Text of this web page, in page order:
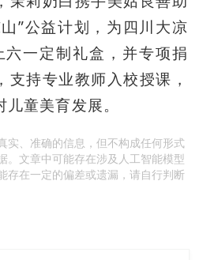
”公益计划，为四川大凉
一定制礼盒，并专项捐
持专业教师入校授课，
童美育发展。
实、准确的信息，但不构成任何形式
。文章中可能存在涉及人工智能模型
存在一定的偏差或遗漏，请自行判断